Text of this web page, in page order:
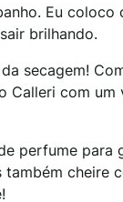
Eu coloco
brilhando.
secagem!
Calleri com um
perfume para
também cheire